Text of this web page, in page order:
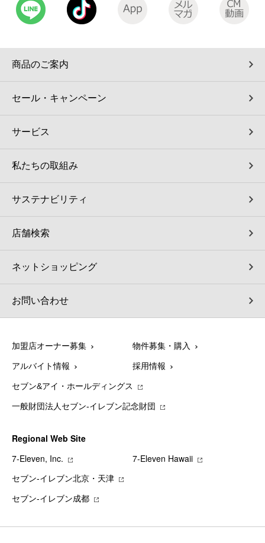
商品のご案内
セール・キャンペーン
サービス
私たちの取組み
サステナビリティ
店舗検索
ネットショッピング
お問い合わせ
加盟店オーナー募集 物件募集・購入
アルバイト情報 採用情報
セブン&アイ・ホールディングス
一般財団法人セブン-イレブン記念財団
Regional Web Site
7‐Eleven, Inc.
7‐Eleven Hawaii
セブン‐イレブン北京・天津
セブン‐イレブン成都